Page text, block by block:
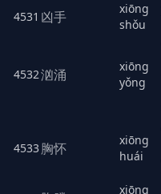
4531 凶手
xiōng
shǒu
4532汹涌
xiōng
yǒng
4533胸怀
xiōng
huái
xiōng